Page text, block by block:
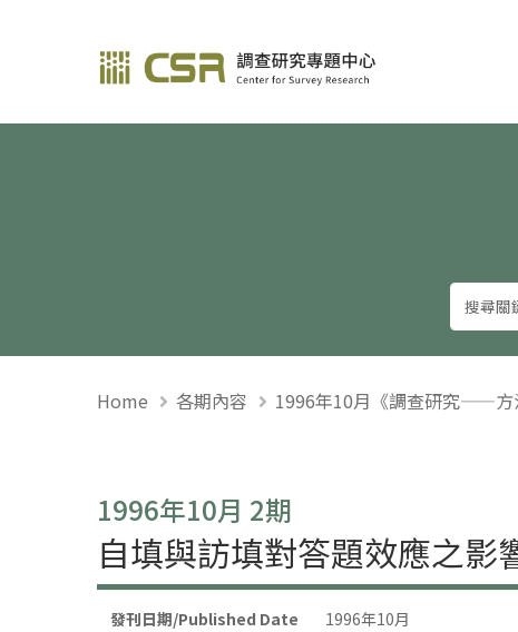
調查研究—方法與應用期
Home 各期內容 1996年10月《調查研究——方
1996年10月 2期
自填與訪填對答題效應之影
發刊日期/Published Date 1996年10月